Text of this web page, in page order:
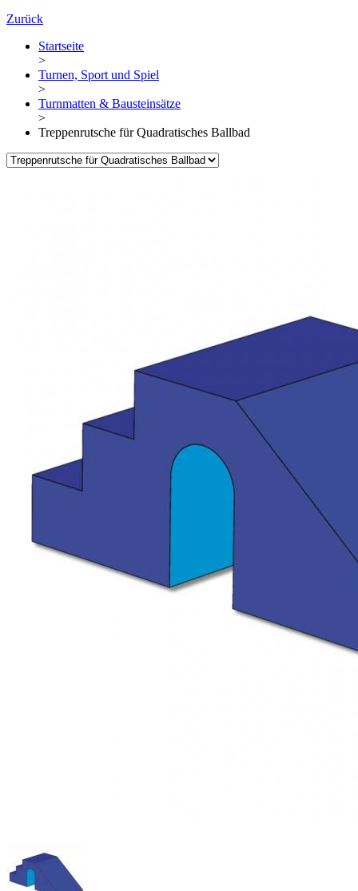
Zurück
Startseite
>
Turnen, Sport und Spiel
>
Turnmatten & Bausteinsätze
>
Treppenrutsche für Quadratisches Ballbad